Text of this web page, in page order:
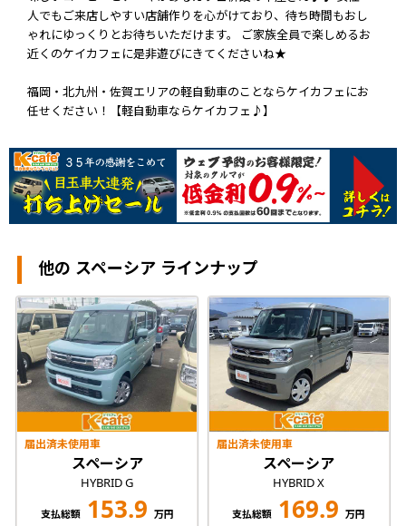
人でもご来店しやすい店舗作りを心がけており、待ち時間もおし
ゃれにゆっくりとお待ちいただけます。 ご家族全員で楽しめるお
近くのケイカフェに是非遊びにきてくださいね★
福岡・北九州・佐賀エリアの軽自動車のことならケイカフェにお
任せください！【軽自動車ならケイカフェ♪】
他の スペーシア ラインナップ
届出済未使用車
スペーシア
HYBRID G
支払総額 153.9 万円
届出済未使用車
スペーシア
HYBRID X
支払総額 169.9 万円